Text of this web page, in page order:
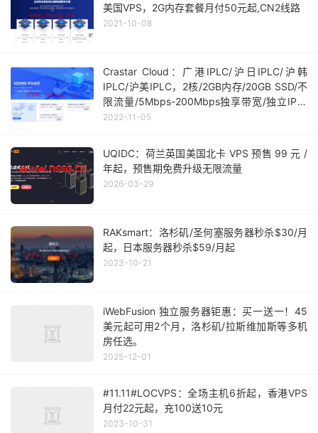
美国VPS，2G内存套餐月付50元起,CN2线路
2021-10-08
Crastar Cloud：广港IPLC/沪日IPLC/沪韩
IPLC/沪美IPLC，2核/2GB内存/20GB SSD/不
限流量/5Mbps-200Mbps独享带宽/独立IP，
470元/月
2022-11-05
UQIDC：荷兰英国美国北卡 VPS 预售 99 元 /
年起，预售期免费升级无限流量
2026-03-29
RAKsmart：洛杉矶/圣何塞服务器秒杀$30/月
起，日本服务器秒杀$59/月起
2023-10-21
iWebFusion 独立服务器钜惠：买一送一！45
美元起可用2个月，洛杉矶/拉斯维加斯等多机
房任选。
2025-12-01
#11.11#LOCVPS：全场主机6折起，香港VPS
月付22元起，充100送10元
2023-10-31